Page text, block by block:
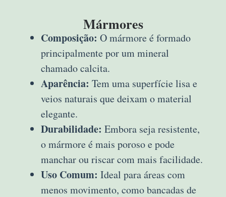
Mármores
Composição: O mármore é formado
principalmente por um mineral
chamado calcita.
Aparência: Tem uma superfície lisa e
veios naturais que deixam o material
elegante.
Durabilidade: Embora seja resistente,
o mármore é mais poroso e pode
manchar ou riscar com mais facilidade.
Uso Comum: Ideal para áreas com
menos movimento, como bancadas de